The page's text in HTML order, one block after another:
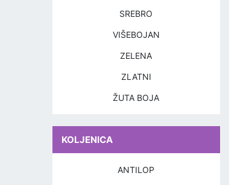
SREBRO
VIŠEBOJAN
ZELENA
ZLATNI
ŽUTA BOJA
KOLJENICA
ANTILOP